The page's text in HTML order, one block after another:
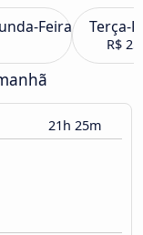
Feira Terça-
R$
21h 25m